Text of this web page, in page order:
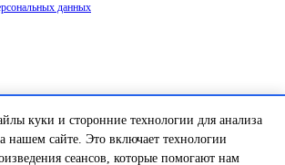
данных
«Синий»
- г. Кронштадт, ул. Петровская дом
куки и сторонние технологии для анализа
нашем сайте. Это включает технологии
сеансов, которые помогают нам